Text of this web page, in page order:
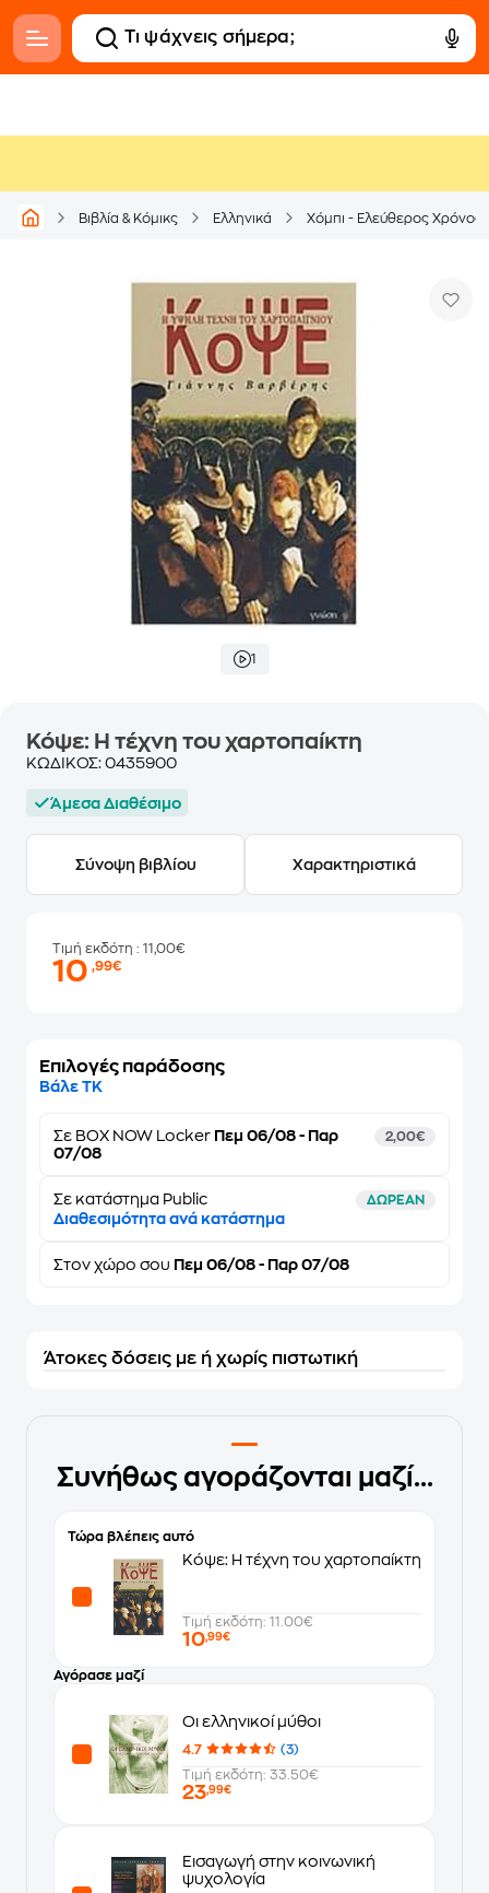
Βιβλία & Κόμικς Ελληνικά Χόμπι - Ελεύθερος Χρόνος
1
Κόψε: Η τέχνη του χαρτοπαίκτη
ΚΩΔΙΚΟΣ: 0435900
Άμεσα Διαθέσιμο
Σύνοψη βιβλίου Χαρακτηριστικά
Τιμή εκδότη : 11,00€
10,99€
Επιλογές παράδοσης
Βάλε ΤΚ
Σε BOX NOW Locker Πεμ 06/08 - Παρ
07/08
2,00€
Σε κατάστημα Public ΔΩΡΕΑΝ
Διαθεσιμότητα ανά κατάστημα
Στον χώρο σου Πεμ 06/08 - Παρ 07/08
Άτοκες δόσεις με ή χωρίς πιστωτική
Συνήθως αγοράζονται μαζί...
Τώρα βλέπεις αυτό
Κόψε: Η τέχνη του χαρτοπαίκτη
Τιμή εκδότη: 11.00€
10,99€
Αγόρασε μαζί
Οι ελληνικοί μύθοι
4.7
(3)
Τιμή εκδότη: 33.50€
23,99€
Εισαγωγή στην κοινωνική
ψυχολογία